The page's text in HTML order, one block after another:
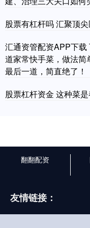
股票有杠杆吗 汇聚顶
汇通资管配资APP下
道家常快手菜，做法
最后一道，简直绝了！
股票杠杆资金 这种菜
翻翻配资
友情链接：